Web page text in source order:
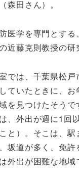
森田さん）。
医学を専門とする
近藤克則教授の研
では、千葉県松戸
ていたときに、お
を見つけたそうで
、外出が週に1回
と）。そこは、駅
坂道が多く、免許
外出が困難な地域